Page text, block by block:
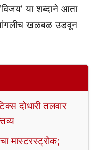
या शब्दाने आता
खळबळ उडवून
दोधारी तलवार
मास्टरस्ट्रोक;